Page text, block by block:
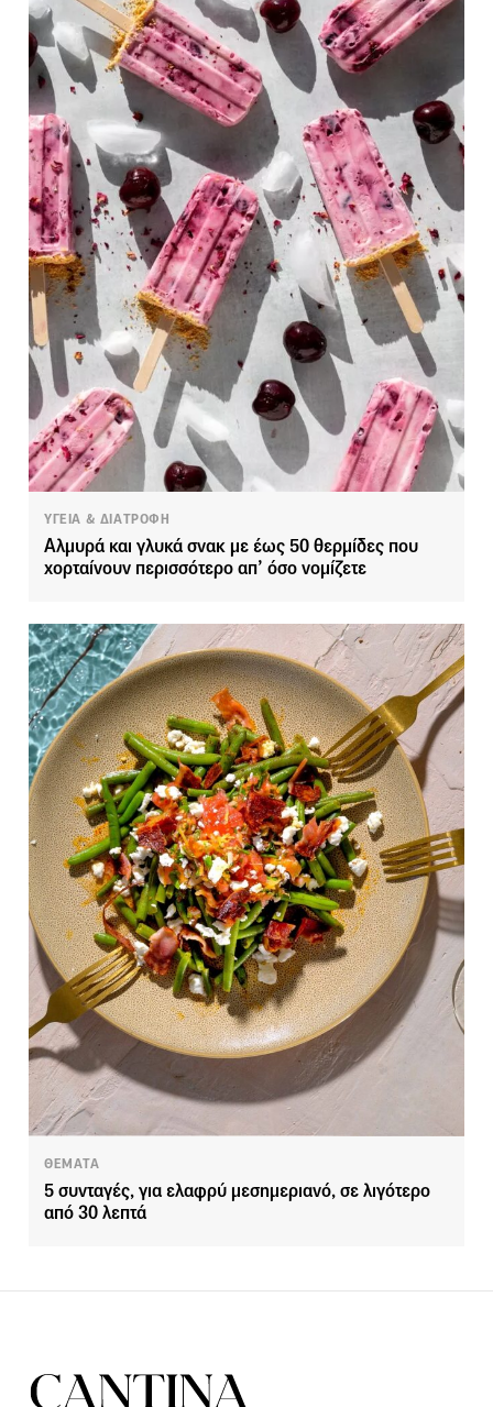
ΥΓΕΙΑ & ΔΙΑΤΡΟΦΗ
Αλμυρά και γλυκά σνακ με έως 50 θερμίδες που
χορταίνουν περισσότερο απ’ όσο νομίζετε
ΘΕΜΑΤΑ
5 συνταγές, για ελαφρύ μεσημεριανό, σε λιγότερο
από 30 λεπτά